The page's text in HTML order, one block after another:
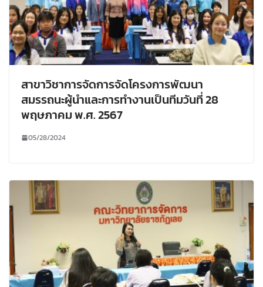
สาขาวิชาการจัดการจัดโครงการพัฒนา
สมรรถนะผู้นำและการทำงานเป็นทีมวันที่ 28
พฤษภาคม พ.ศ. 2567
05/28/2024